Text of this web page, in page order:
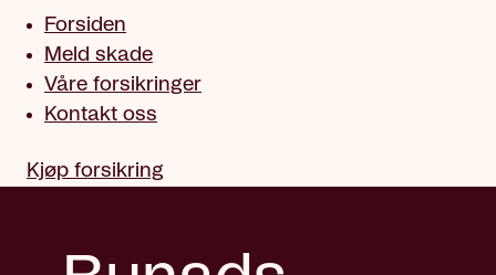
Forsiden
Meld skade
Våre forsikringer
Kontakt oss
Kjøp forsikring